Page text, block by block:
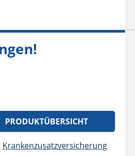
PRODUKTÜBERSICHT
Krankenzusatzversicherung